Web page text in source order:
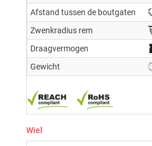
Afstand tussen de boutgaten
Zwenkradius rem
Draagvermogen
Gewicht
Wiel